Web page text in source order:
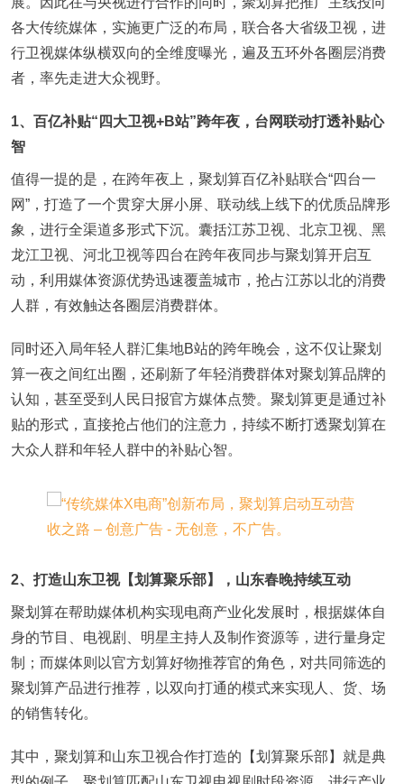
各大传统媒体，实施更广泛的布局，联合各大省级卫视，进
行卫视媒体纵横双向的全维度曝光，遍及五环外各圈层消费
者，率先走进大众视野。
1、百亿补贴“四大卫视+B站”跨年夜，台网联动打透补贴心
智
值得一提的是，在跨年夜上，聚划算百亿补贴联合“四台一
网”，打造了一个贯穿大屏小屏、联动线上线下的优质品牌形
象，进行全渠道多形式下沉。囊括江苏卫视、北京卫视、黑
龙江卫视、河北卫视等四台在跨年夜同步与聚划算开启互
动，利用媒体资源优势迅速覆盖城市，抢占江苏以北的消费
人群，有效触达各圈层消费群体。
同时还入局年轻人群汇集地B站的跨年晚会，这不仅让聚划
算一夜之间红出圈，还刷新了年轻消费群体对聚划算品牌的
认知，甚至受到人民日报官方媒体点赞。聚划算更是通过补
贴的形式，直接抢占他们的注意力，持续不断打透聚划算在
大众人群和年轻人群中的补贴心智。
2、打造山东卫视【划算聚乐部】，山东春晚持续互动
聚划算在帮助媒体机构实现电商产业化发展时，根据媒体自
身的节目、电视剧、明星主持人及制作资源等，进行量身定
制；而媒体则以官方划算好物推荐官的角色，对共同筛选的
聚划算产品进行推荐，以双向打通的模式来实现人、货、场
的销售转化。
其中，聚划算和山东卫视合作打造的【划算聚乐部】就是典